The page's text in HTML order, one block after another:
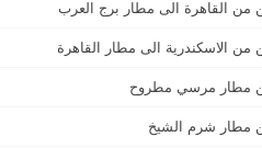
من القاهرة الى مطار برج العرب
من الاسكندرية الى مطار القاهرة
مطار مرسي مطروح
مطار شرم الشيخ